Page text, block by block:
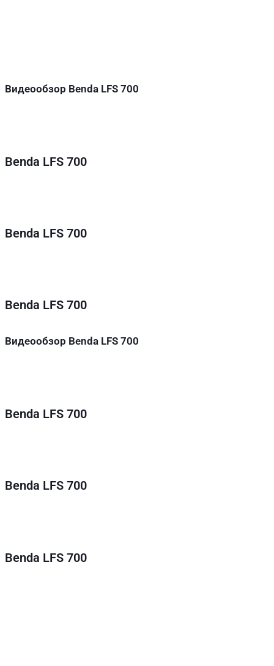
Видеообзор Benda LFS 700
Benda LFS 700
Benda LFS 700
Benda LFS 700
Видеообзор Benda LFS 700
Benda LFS 700
Benda LFS 700
Benda LFS 700